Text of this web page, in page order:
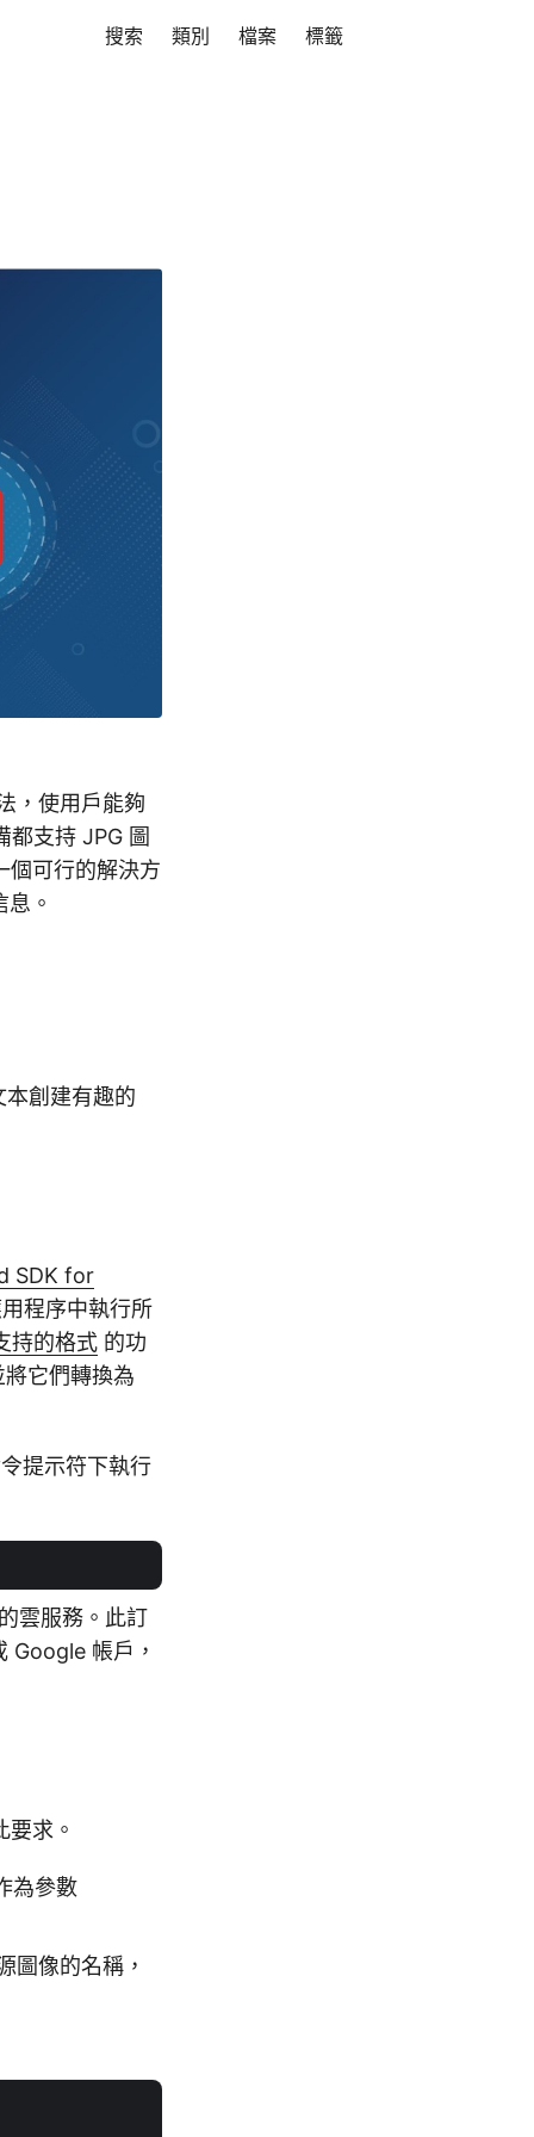
搜索 類別 檔案 標籤
，使用戶能夠
都支持 JPG 圖
個可行的解決方
。
創建有趣的
SDK for
程序中執行所
持的格式 的功
將它們轉換為
提示符下執行
雲服務。此訂
Google 帳戶，
求。
為參數
圖像的名稱，